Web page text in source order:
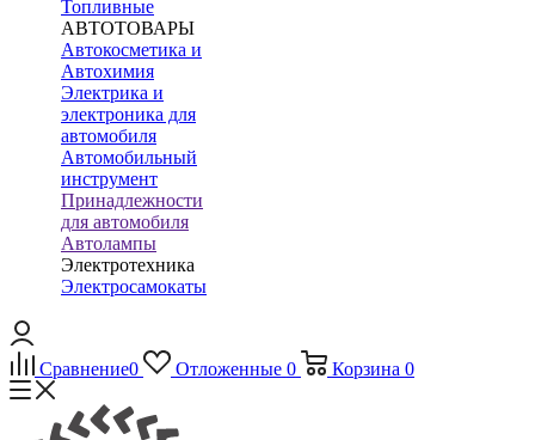
Топливные
АВТОТОВАРЫ
Автокосметика и
Автохимия
Электрика и
электроника для
автомобиля
Автомобильный
инструмент
Принадлежности
для автомобиля
Автолампы
Электротехника
Электросамокаты
Сравнение0 Отложенные 0 Корзина 0